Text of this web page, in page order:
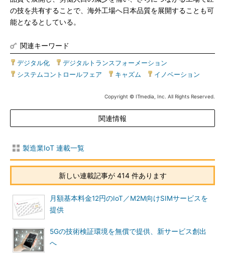
の技を共有することで、海外工場へ日本品質を展開することも可
能となるとしている。
関連キーワード
デジタル化 デジタルトランスフォーメーション
システムコントロールフェア
キャズム イノベーション
Copyright © ITmedia, Inc. All Rights Reserved.
関連情報
製造業IoT 連載一覧
新しい連載記事が 414 件あります
月額基本料金12円のIoT／M2M向けSIMサービスを
提供
5Gの技術検証環境を無償で提供、新サービス創出
へ